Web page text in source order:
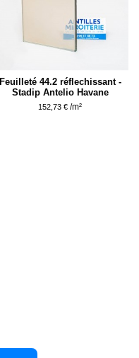
Feuilleté 44.2 réflechissant -
Stadip Antelio Havane
152,73 € /m²